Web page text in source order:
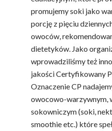
promujemy soki jako
porcję z pięciu
owoców,
dietetyków. Jako
wprowadziliśmy też
jakości Certyfikowany
Oznaczenie CP
owocowo-warzywnym,
sokowniczym (soki,
smoothie etc.) które